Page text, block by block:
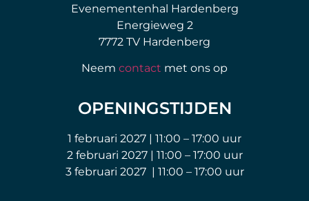
Evenementenhal Hardenberg
Energieweg 2
7772 TV Hardenberg
Neem contact met ons op
OPENINGSTIJDEN
1 februari 2027 | 11:00 – 17:00 uur
2 februari 2027 | 11:00 – 17:00 uur
3 februari 2027 | 11:00 – 17:00 uur